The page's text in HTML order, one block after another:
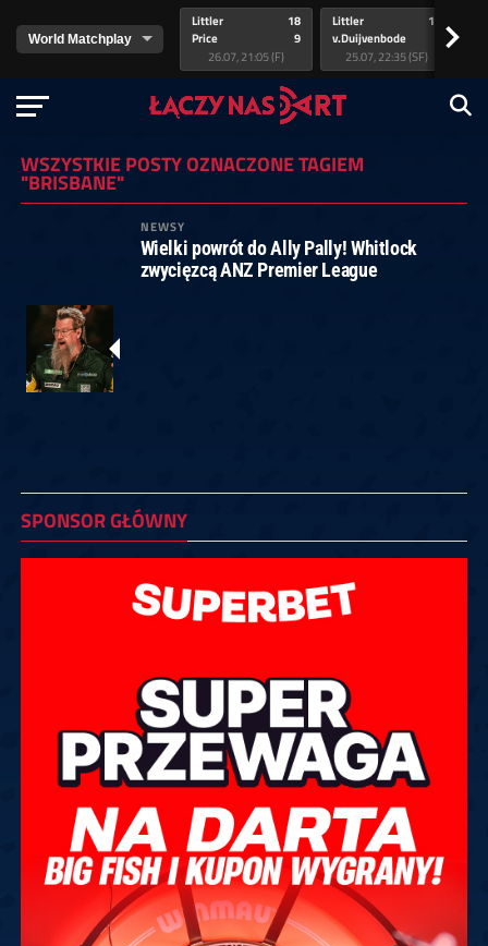
Littler
Price
18
9
26.07, 21:05 (F)
Littler
v.Duijvenbode
17
25.07, 22:35 (SF)
>
WSZYSTKIE POSTY OZNACZONE TAGIEM
"BRISBANE"
NEWSY
Wielki powrót do Ally Pally! Whitlock
zwycięzcą ANZ Premier League
SPONSOR GŁÓWNY